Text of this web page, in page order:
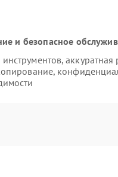
и безопасное
аккуратная